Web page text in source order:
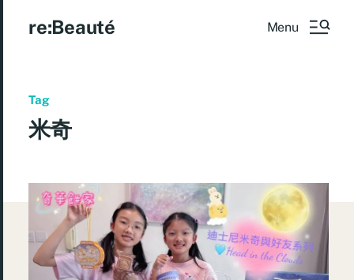
re:Beauté Menu
Tag
米奇